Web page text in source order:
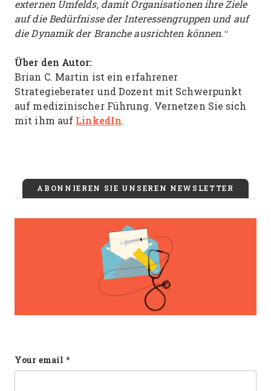
externen Umfelds, damit Organisationen ihre Ziele
auf die Bedürfnisse der Interessengruppen und auf
die Dynamik der Branche ausrichten können.“
Über den Autor:
Brian C. Martin ist ein erfahrener
Strategieberater und Dozent mit Schwerpunkt
auf medizinischer Führung. Vernetzen Sie sich
mit ihm auf LinkedIn.
ABONNIEREN SIE UNSEREN NEWSLETTER
Phone
Your email *